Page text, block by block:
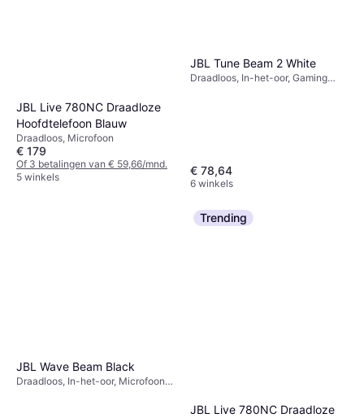
JBL Live 780NC Draadloze
Hoofdtelefoon Blauw
Draadloos, Microfoon
€ 179
Of 3 betalingen van € 59,66/mnd.
5 winkels
JBL Tune Beam 2 White
Draadloos, In-het-oor, Gaming
€ 78,64
6 winkels
JBL Wave Beam Black
Draadloos, In-het-oor, Microfoon,
Trending
JBL Live 780NC Draadloze